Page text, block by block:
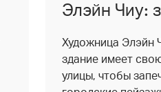
Элэйн Чиу:
Художница Элэйн
здание имеет
улицы, чтобы